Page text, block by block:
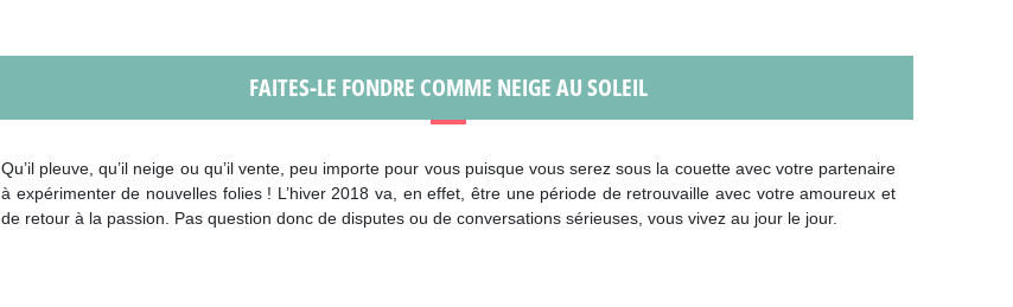
FAITES-LE FONDRE COMME NEIGE AU SOLEIL
Qu’il pleuve, qu’il neige ou qu’il vente, peu importe pour vous puisque vous serez sous la couette avec votre partenaire
à expérimenter de nouvelles folies ! L’hiver 2018 va, en effet, être une période de retrouvaille avec votre amoureux et
de retour à la passion. Pas question donc de disputes ou de conversations sérieuses, vous vivez au jour le jour.